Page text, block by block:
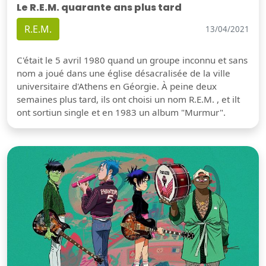
Le R.E.M. quarante ans plus tard
R.E.M. 13/04/2021
C'était le 5 avril 1980 quand un groupe inconnu et sans
nom a joué dans une église désacralisée de la ville
universitaire d'Athens en Géorgie. À peine deux
semaines plus tard, ils ont choisi un nom R.E.M. , et ilt
ont sortiun single et en 1983 un album "Murmur".